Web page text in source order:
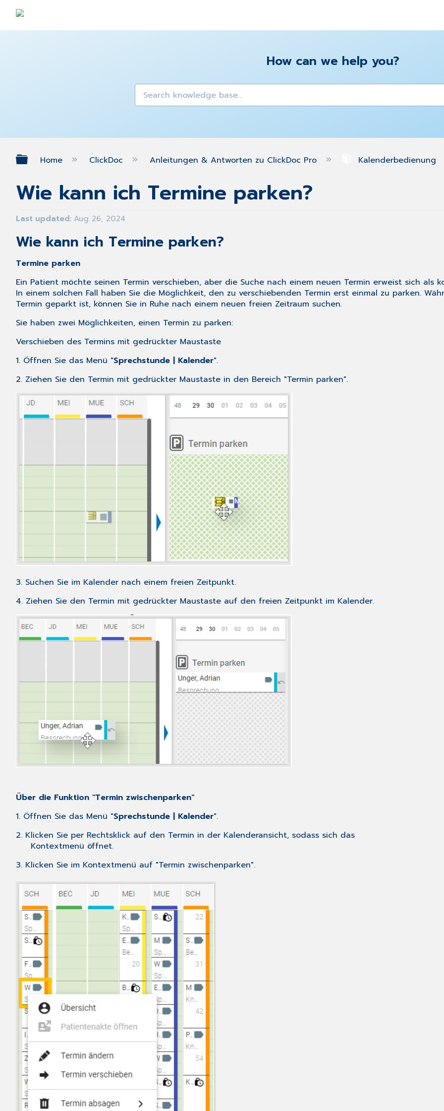
How can we help you?
Expand/collapse global hierarchy
Home ClickDoc Anleitungen & Antworten zu ClickDoc Pro Kalenderbedienung
Wie kann ich Termine parken?
Last updated Aug 26, 2024
Wie kann ich Termine parken?
Termine parken
Ein Patient möchte seinen Termin verschieben, aber die Suche nach einem neuen Termin erweist sich als
In einem solchen Fall haben Sie die Möglichkeit, den zu verschiebenden Termin erst einmal zu parken.
Termin geparkt ist, können Sie in Ruhe nach einem neuen freien Zeitraum suchen.
Sie haben zwei Möglichkeiten, einen Termin zu parken:
Verschieben des Termins mit gedrückter Maustaste
1. Öffnen Sie das Menü "Sprechstunde | Kalender".
2. Ziehen Sie den Termin mit gedrückter Maustaste in den Bereich "Termin parken".
3. Suchen Sie im Kalender nach einem freien Zeitpunkt.
4. Ziehen Sie den Termin mit gedrückter Maustaste auf den freien Zeitpunkt im Kalender.
Über die Funktion "Termin zwischenparken"
1. Öffnen Sie das Menü "Sprechstunde | Kalender".
2. Klicken Sie per Rechtsklick auf den Termin in der Kalenderansicht, sodass sich das
Kontextmenü öffnet.
3. Klicken Sie im Kontextmenü auf "Termin zwischenparken".